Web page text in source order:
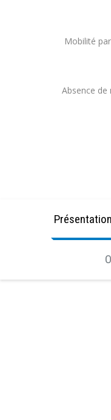
Mobilité
Absence de
Présentation